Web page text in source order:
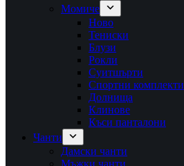
Момиче
Ново
Тениски
Блузи
Рокли
Суитшърти
Спортни комплекти
Долнища
Клинове
Къси панталони
Чанти
Дамски чанти
Мъжки чанти